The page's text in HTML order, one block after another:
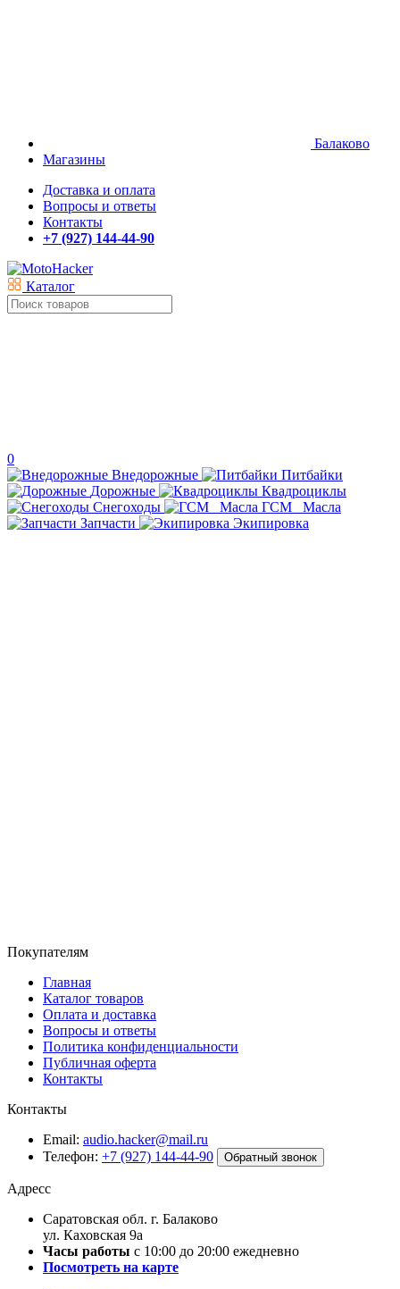
Балаково
Магазины
Доставка и оплата
Вопросы и ответы
Контакты
+7 (927) 144-44-90
Каталог
0
Внедорожные
Питбайки
Дорожные
Квадроциклы
Снегоходы
ГСМ _Масла
Запчасти
Экипировка
Покупателям
Главная
Каталог товаров
Оплата и доставка
Вопросы и ответы
Политика конфиденциальности
Публичная оферта
Контакты
Контакты
Email: audio.hacker@mail.ru
Телефон: +7 (927) 144-44-90 Обратный звонок
Адресс
Саратовская обл. г. Балаково
ул. Каховская 9а
Часы работы с 10:00 до 20:00 ежедневно
Посмотреть на карте